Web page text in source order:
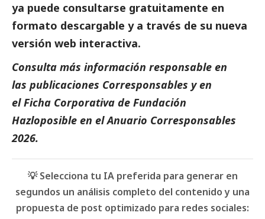
ya puede consultarse gratuitamente en
formato descargable y a través de su nueva
versión web interactiva.
Consulta más información responsable en
las publicaciones Corresponsables y en
elFicha Corporativa de Fundación
Hazloposible en elAnuario Corresponsables
2026.
💡 Selecciona tu IA preferida para generar en
segundos un análisis completo del contenido y una
propuesta de post optimizado para redes sociales: